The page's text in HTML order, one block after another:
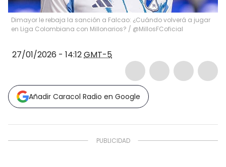
Dimayor le rebaja la sanción a Falcao: ¿Cuándo volverá a jugar
en Liga Colombiana con Millonarios? / @MillosFCoficial
27/01/2026 - 14:12GMT-5
Añadir Caracol Radio en Google